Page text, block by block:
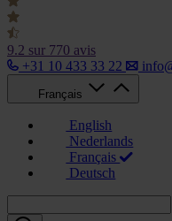
9.2 sur 770 avis
+31 10 433 33 22
Français
English
Nederlands
Français
Deutsch